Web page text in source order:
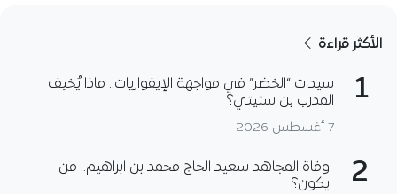
الأكثر قراءة
1
سيدات “الخضر” في مواجهة الإيفواريات.. ماذا يُخيف
المدرب بن ستيتي؟
7 أغسطس 2026
2
وفاة المجاهد سعيد الحاج محمد بن ابراهيم.. من
يكون؟